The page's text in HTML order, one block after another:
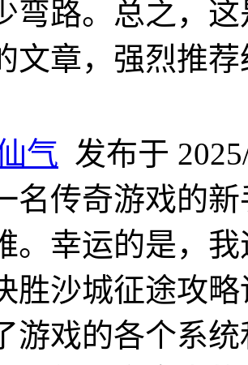
弯路。总之，
文章，强烈推
气 发布于
名传奇游戏的
。幸运的是，
胜沙城征途攻
游戏的各个系